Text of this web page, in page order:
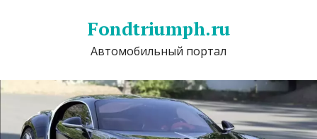
Fondtriumph.ru
Автомобильный портал